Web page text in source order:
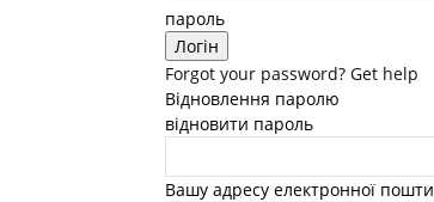
пароль
Forgot your password? Get help
Відновлення паролю
відновити пароль
Вашу адресу електронної пошти